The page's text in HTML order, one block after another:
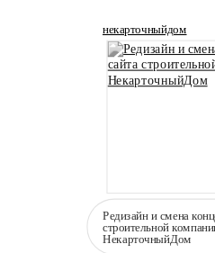
некарточныйдом
Редизайн и смена
строительной
НекарточныйДом